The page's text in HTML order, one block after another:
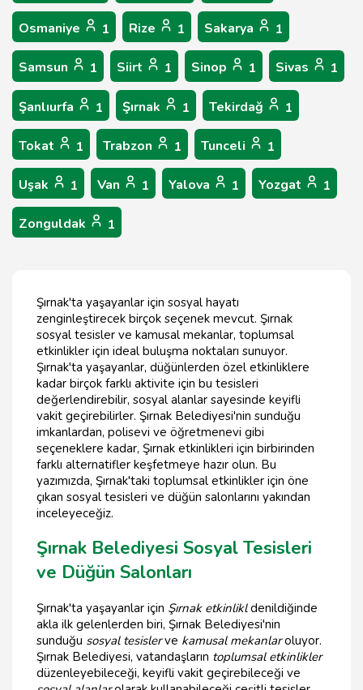
Osmaniye 1 Rize 1 Sakarya 1
Samsun 1 Siirt 1 Sinop 1 Sivas 1
Şanlıurfa 1 Şırnak 1 Tekirdağ 1
Tokat 1 Trabzon 1 Tunceli 1
Uşak 1 Van 1 Yalova 1 Yozgat 1
Zonguldak 1
Şırnak'ta yaşayanlar için sosyal hayatı
zenginleştirecek birçok seçenek mevcut. Şırnak
sosyal tesisler ve kamusal mekanlar, toplumsal
etkinlikler için ideal buluşma noktaları sunuyor.
Şırnak'ta yaşayanlar, düğünlerden özel etkinliklere
kadar birçok farklı aktivite için bu tesisleri
değerlendirebilir, sosyal alanlar sayesinde keyifli
vakit geçirebilirler. Şırnak Belediyesi'nin sunduğu
imkanlardan, polisevi ve öğretmenevi gibi
seçeneklere kadar, Şırnak etkinlikleri için birbirinden
farklı alternatifler keşfetmeye hazır olun. Bu
yazımızda, Şırnak'taki toplumsal etkinlikler için öne
çıkan sosyal tesisleri ve düğün salonlarını yakından
inceleyeceğiz.
Şırnak Belediyesi Sosyal Tesisleri
ve Düğün Salonları
Şırnak'ta yaşayanlar için Şırnak etkinlikldenildiğinde
akla ilk gelenlerden biri, Şırnak Belediyesi'nin
sunduğu sosyal tesislerve kamusal mekanlaroluyor.
Şırnak Belediyesi, vatandaşların toplumsal etkinlikler
düzenleyebileceği, keyifli vakit geçirebileceği ve